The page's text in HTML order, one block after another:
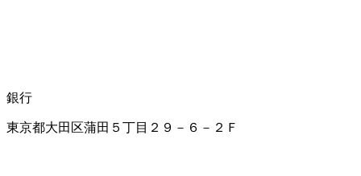
銀行
東京都大田区蒲田５丁目２９－６－２Ｆ